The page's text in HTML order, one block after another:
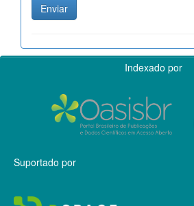
Indexado por
Suportado por